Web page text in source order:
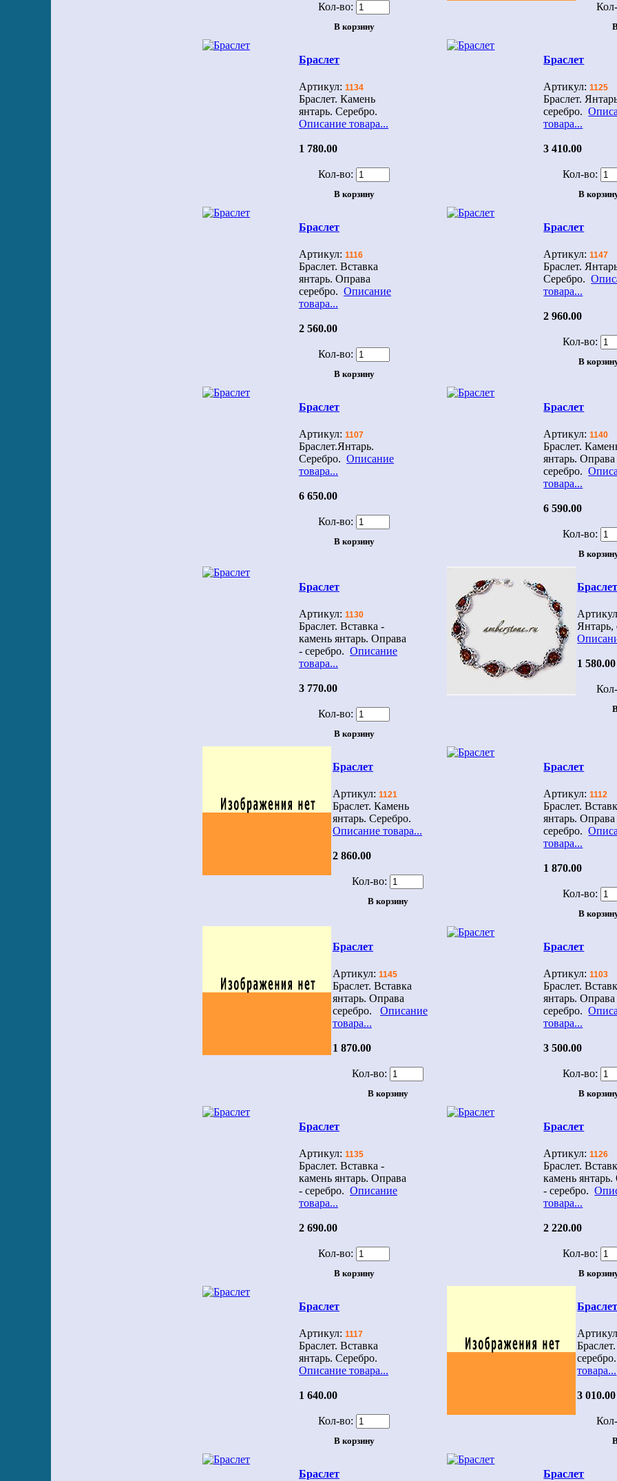
Кол-во:
Браслет
Артикул: 1134
Браслет. Камень
янтарь. Серебро.
Описание товара...
1 780.00
Кол-во:
Браслет
Артикул:1125
Браслет.
серебро.
товара...
3 410.00
Кол-во:
Браслет
Артикул: 1116
Браслет. Вставка
янтарь. Оправа
серебро. Описание
товара...
2 560.00
Кол-во:
Браслет
Артикул:1147
Браслет.
Серебро.
товара...
2 960.00
Кол-во:
Браслет
Артикул: 1107
Браслет.Янтарь.
Серебро. Описание
товара...
6 650.00
Кол-во:
Браслет
Артикул:1140
Браслет.
янтарь. Оправа
серебро.
товара...
6 590.00
Кол-во:
Браслет
Артикул: 1130
Браслет. Вставка -
камень янтарь. Оправа
- серебро. Описание
товара...
3 770.00
Кол-во:
Браслет
Янтарь,
1 580.00
Браслет
Артикул: 1121
Браслет. Камень
янтарь. Серебро.
Описание товара...
2 860.00
Кол-во:
Браслет
Артикул:1112
Браслет.
янтарь. Оправа
серебро.
товара...
1 870.00
Кол-во:
Браслет
Артикул: 1145
Браслет. Вставка
янтарь. Оправа
серебро. Описание
товара...
1 870.00
Кол-во:
Браслет
Артикул:1103
Браслет.
янтарь. Оправа
серебро.
товара...
3 500.00
Кол-во:
Браслет
Артикул: 1135
Браслет. Вставка -
камень янтарь. Оправа
- серебро. Описание
товара...
2 690.00
Кол-во:
Браслет
Артикул:1126
Браслет.
камень
- серебро.
товара...
2 220.00
Кол-во:
Браслет
Артикул: 1117
Браслет. Вставка
янтарь. Серебро.
Описание товара...
1 640.00
Кол-во:
Браслет
товара...
3 010.00
Браслет Браслет